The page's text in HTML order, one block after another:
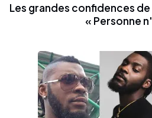
Les grandes confidences
« Personne